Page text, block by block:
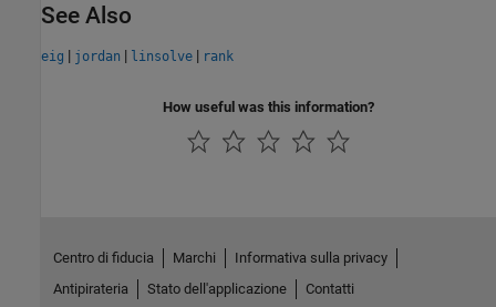
See Also
eig | jordan | linsolve | rank
How useful was this information?
Centro di fiducia Marchi
Informativa sulla privacy
Antipirateria
Stato dell'applicazione
Contatti